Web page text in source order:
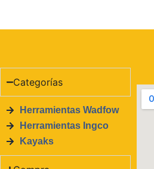
Categorías
Herramientas Wadfow
Herramientas Ingco
Kayaks